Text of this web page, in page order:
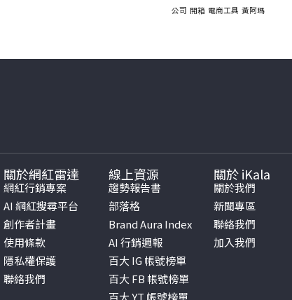
公司 開箱 電商工具 黃阿瑪
關於網紅雷達
網紅行銷專案
AI 網紅搜尋平台
創作者計畫
使用條款
隱私權保護
聯絡我們
線上資源
趨勢報告書
部落格
Brand Aura Index
AI 行銷週報
百大 IG 帳號榜單
百大 FB 帳號榜單
關於 iKala
關於我們
新聞專區
聯絡我們
加入我們